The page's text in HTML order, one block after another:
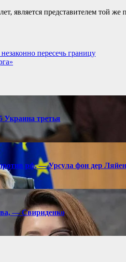
является представителем той
пересечь границу
Украина третья
рф, — Урсула фон дер Ляйен
— Свириденко